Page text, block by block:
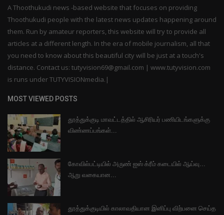
A Thoothukudi news -based website that focuses on providing
Thoothukudi people with the latest news updates happening around
them. Run by amateur reporters, this website will try to provide all
articles at a different length. In the era of mobile journalism, all that
you need to know about this beautiful city will be just at a touch's
distance. Contact us: tutyvision69@gmail.com | www.tutyvision.com
is runs under TUTYVISIONmedia.|
MOST VIEWED POSTS
தூத்துக்குடி மாவட்டத்தில் ஆசிரியர் பணியிடங்களுக்கு
விண்ணப்பங்கள்...
கோவில்பட்டியில் அருண் ஐஸ் க்ரீம் கடையில் ஆய்வு...
ஆறு வகையான...
தூத்துக்குடியில் காலாவதியான இனிப்பு விற்பனை செய்த